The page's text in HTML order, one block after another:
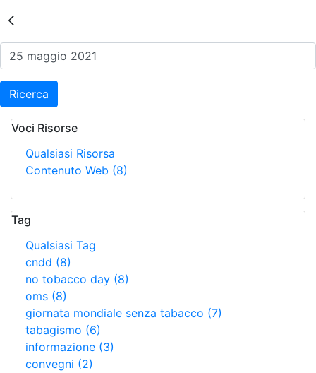
Risultati della Ricerca -
Ricerca
Voci Risorse
Qualsiasi Risorsa
Contenuto Web (8)
Tag
Qualsiasi Tag
cndd (8)
no tobacco day (8)
oms (8)
giornata mondiale senza tabacco (7)
tabagismo (6)
informazione (3)
convegni (2)